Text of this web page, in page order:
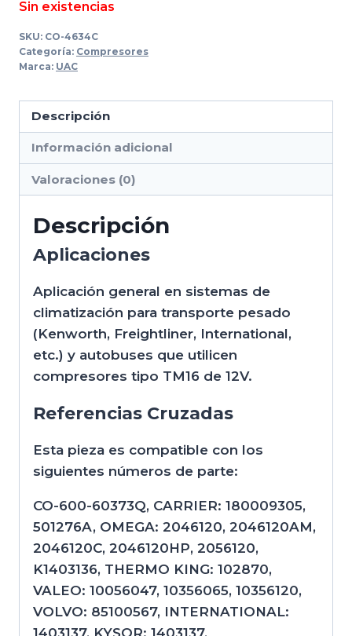
Sin existencias
SKU: CO-4634C
Categoría: Compresores
Marca: UAC
Descripción
Información adicional
Valoraciones (0)
Descripción
Aplicaciones
Aplicación general en sistemas de
climatización para transporte pesado
(Kenworth, Freightliner, International,
etc.) y autobuses que utilicen
compresores tipo TM16 de 12V.
Referencias Cruzadas
Esta pieza es compatible con los
siguientes números de parte:
CO-600-60373Q, CARRIER: 180009305,
501276A, OMEGA: 2046120, 2046120AM,
2046120C, 2046120HP, 2056120,
K1403136, THERMO KING: 102870,
VALEO: 10056047, 10356065, 10356120,
VOLVO: 85100567, INTERNATIONAL: